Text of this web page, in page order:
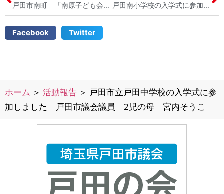
戸田市南町 「南原子ども会」の役員の引き継ぎ（公園清掃） 戸田市議会議員 宮内そうこ 戸田南小学校の入学式に参加しました 戸田市議会議員 2児の母 宮内そうこ
Facebook Twitter
ホーム ＞ 活動報告 ＞ 戸田市立戸田中学校の入学式に参
加しました 戸田市議会議員 2児の母 宮内そうこ